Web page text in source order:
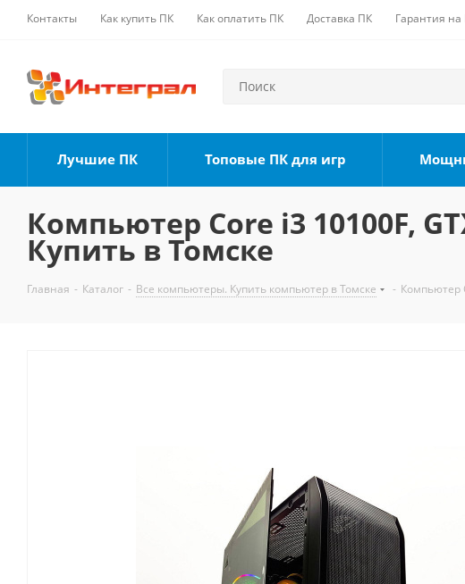
Контакты Как купить ПК Как оплатить ПК Доставка ПК Гарантия
Лучшие ПК Топовые ПК для игр
Компьютер Core i3 10100F,
Купить в Томске
Главная - Каталог - Все компьютеры. Купить компьютер в Томске - Компьютер